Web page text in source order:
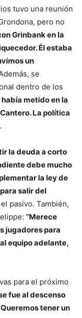
tuvo una reunión
pero no
Grinbank en la
Él estaba
un
se
dentro de los
metido en la
La política
.
la deuda a corto
debe mucho
la ley de
salir del
pasivo. También,
“Merece
jugadores para
equipo adelante,
para el próximo
fue al descenso
tener un